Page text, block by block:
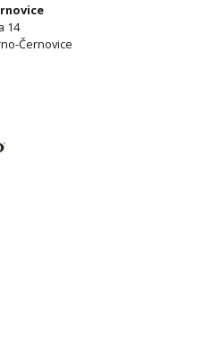
14
Černovice